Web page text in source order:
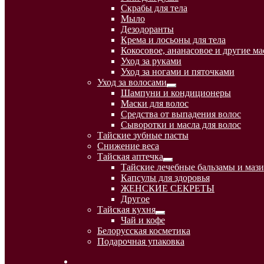
вложенное
меню
Скрабы для тела
Мыло
Дезодоранты
Крема и лосьоны для тела
Кокосовое, ананасовое и другие
Уход за руками
Уход за ногами и пяточками
Уход за волосами
Развернутое
вложенное
меню
Шампуни и кондиционеры
Маски для волос
Средства от выпадения волос
Сыворотки и масла для волос
Тайские зубные пасты
Снижение веса
Тайская аптечка
Развернутое
вложенное
меню
Тайские лечебные бальзамы и мази
Капсулы для здоровья
ЖЕНСКИЕ СЕКРЕТЫ
Другое
Тайская кухня
Развернутое
вложенное
меню
Чай и кофе
Белорусская косметика
Подарочная упаковка